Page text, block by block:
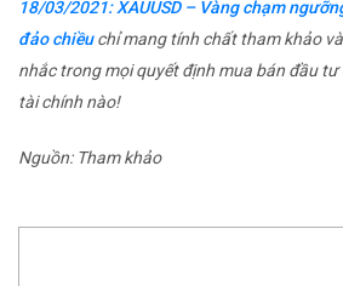
18/03/2021: XAUUSD – Vàng chạm
đảo chiềuchỉ mang tính chất tham khảo
nhắc trong mọi quyết định mua bán đầu
tài chính nào!
Nguồn: Tham khảo